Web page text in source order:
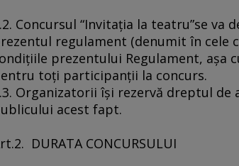
Concursul “Invitaţia la teatru”se
regulament (denumit în cele
prezentului Regulament,
toţi participanţii la concurs.
Organizatorii îşi rezervă dreptul de
acest fapt.
DURATA CONCURSULUI